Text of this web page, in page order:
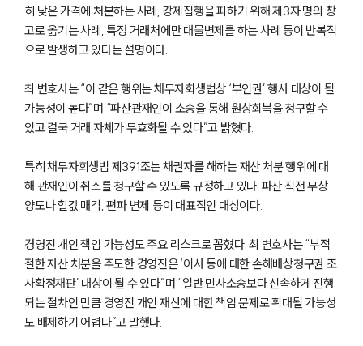
대륜소개
대륜의 강점
기업법무 컨설팅
업무협력·법률자문 기업
오시는 길
고객의 소리
AI대륜
업무사례
히 낮은 가격에 처분하는 사례, 강제집행을 피하기 위해 제3자 명의 창
고로 옮기는 사례, 특정 거래처에만 대물변제를 하는 사례 등이 반복적
으로 발생하고 있다는 설명이다.
최 변호사는 “이 같은 행위는 채무자회생법상 ‘부인권’ 행사 대상이 될
가능성이 높다”며 “파산관재인이 소송을 통해 원상회복을 청구할 수
있고 결국 거래 자체가 무효화될 수 있다”고 밝혔다.
특히 채무자회생법 제391조는 채권자를 해하는 재산 처분 행위에 대
해 관재인이 취소를 청구할 수 있도록 규정하고 있다. 파산 직전 무상
양도나 헐값 매각, 편파 변제 등이 대표적인 대상이다.
경영진 개인 책임 가능성도 주요 리스크로 꼽혔다. 최 변호사는 “부적
절한 자산 처분을 주도한 경영진은 ‘이사 등에 대한 손해배상청구권 조
사확정재판’ 대상이 될 수 있다”며 “일반 민사소송보다 신속하게 진행
되는 절차인 만큼 경영진 개인 재산에 대한 책임 문제로 확대될 가능성
도 배제하기 어렵다”고 말했다.